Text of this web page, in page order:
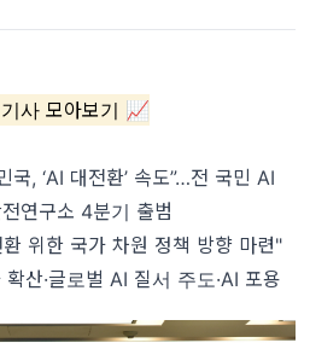
사 모아보기 📈
, ‘AI 대전환’ 속도”…전 국민 AI
전연구소 4분기 출범
위한 국가 차원 정책 방향 마련"
산·글로벌 AI 질서 주도·AI 포용